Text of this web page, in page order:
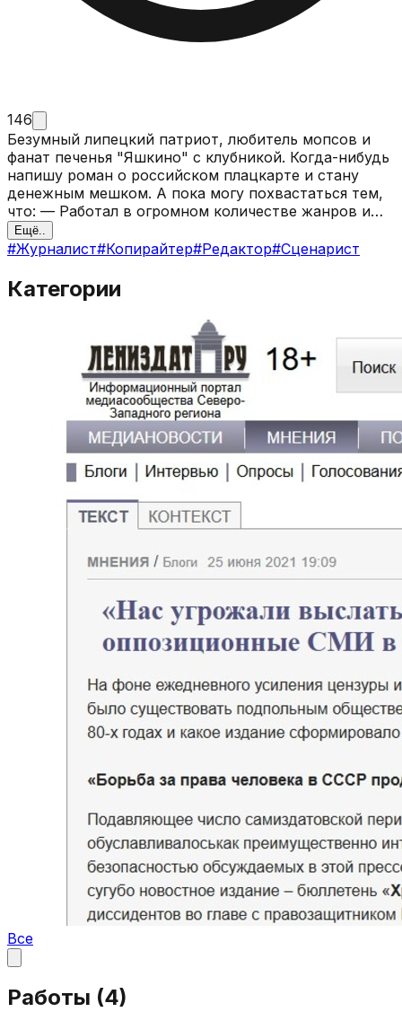
146
Безумный липецкий патриот, любитель мопсов и
фанат печенья "Яшкино" с клубникой. Когда-нибудь
напишу роман о российском плацкарте и стану
денежным мешком. А пока могу похвастаться тем,
что: — Работал в огромном количестве жанров и
форматов: писал новостные заметки,
аналитические статьи, фичеры, рецензии, планы
записывал подкасты; — Умею на базовом уровне
верстать в Tilda и выполнять простые задачи в
задавать вопросы и знаю, как поддерживать
беседу в роли интервьюера; — Имею собственную
скромную контактную базу; — Шарю в российской
и мировой истории; — Собаку съел на региональной
повестке ЦФО — 18 лет жизни в Липецке не прошли
но уважаю только хоккей, шахматы и настольный
теннис; — Веду тг-канал (
t.me/yarush42), в котором
кропаю стихи и очерки.
Ещё..
#Журналист#Копирайтер#Редактор#Сценарист
Категории
Все
Работы (4)